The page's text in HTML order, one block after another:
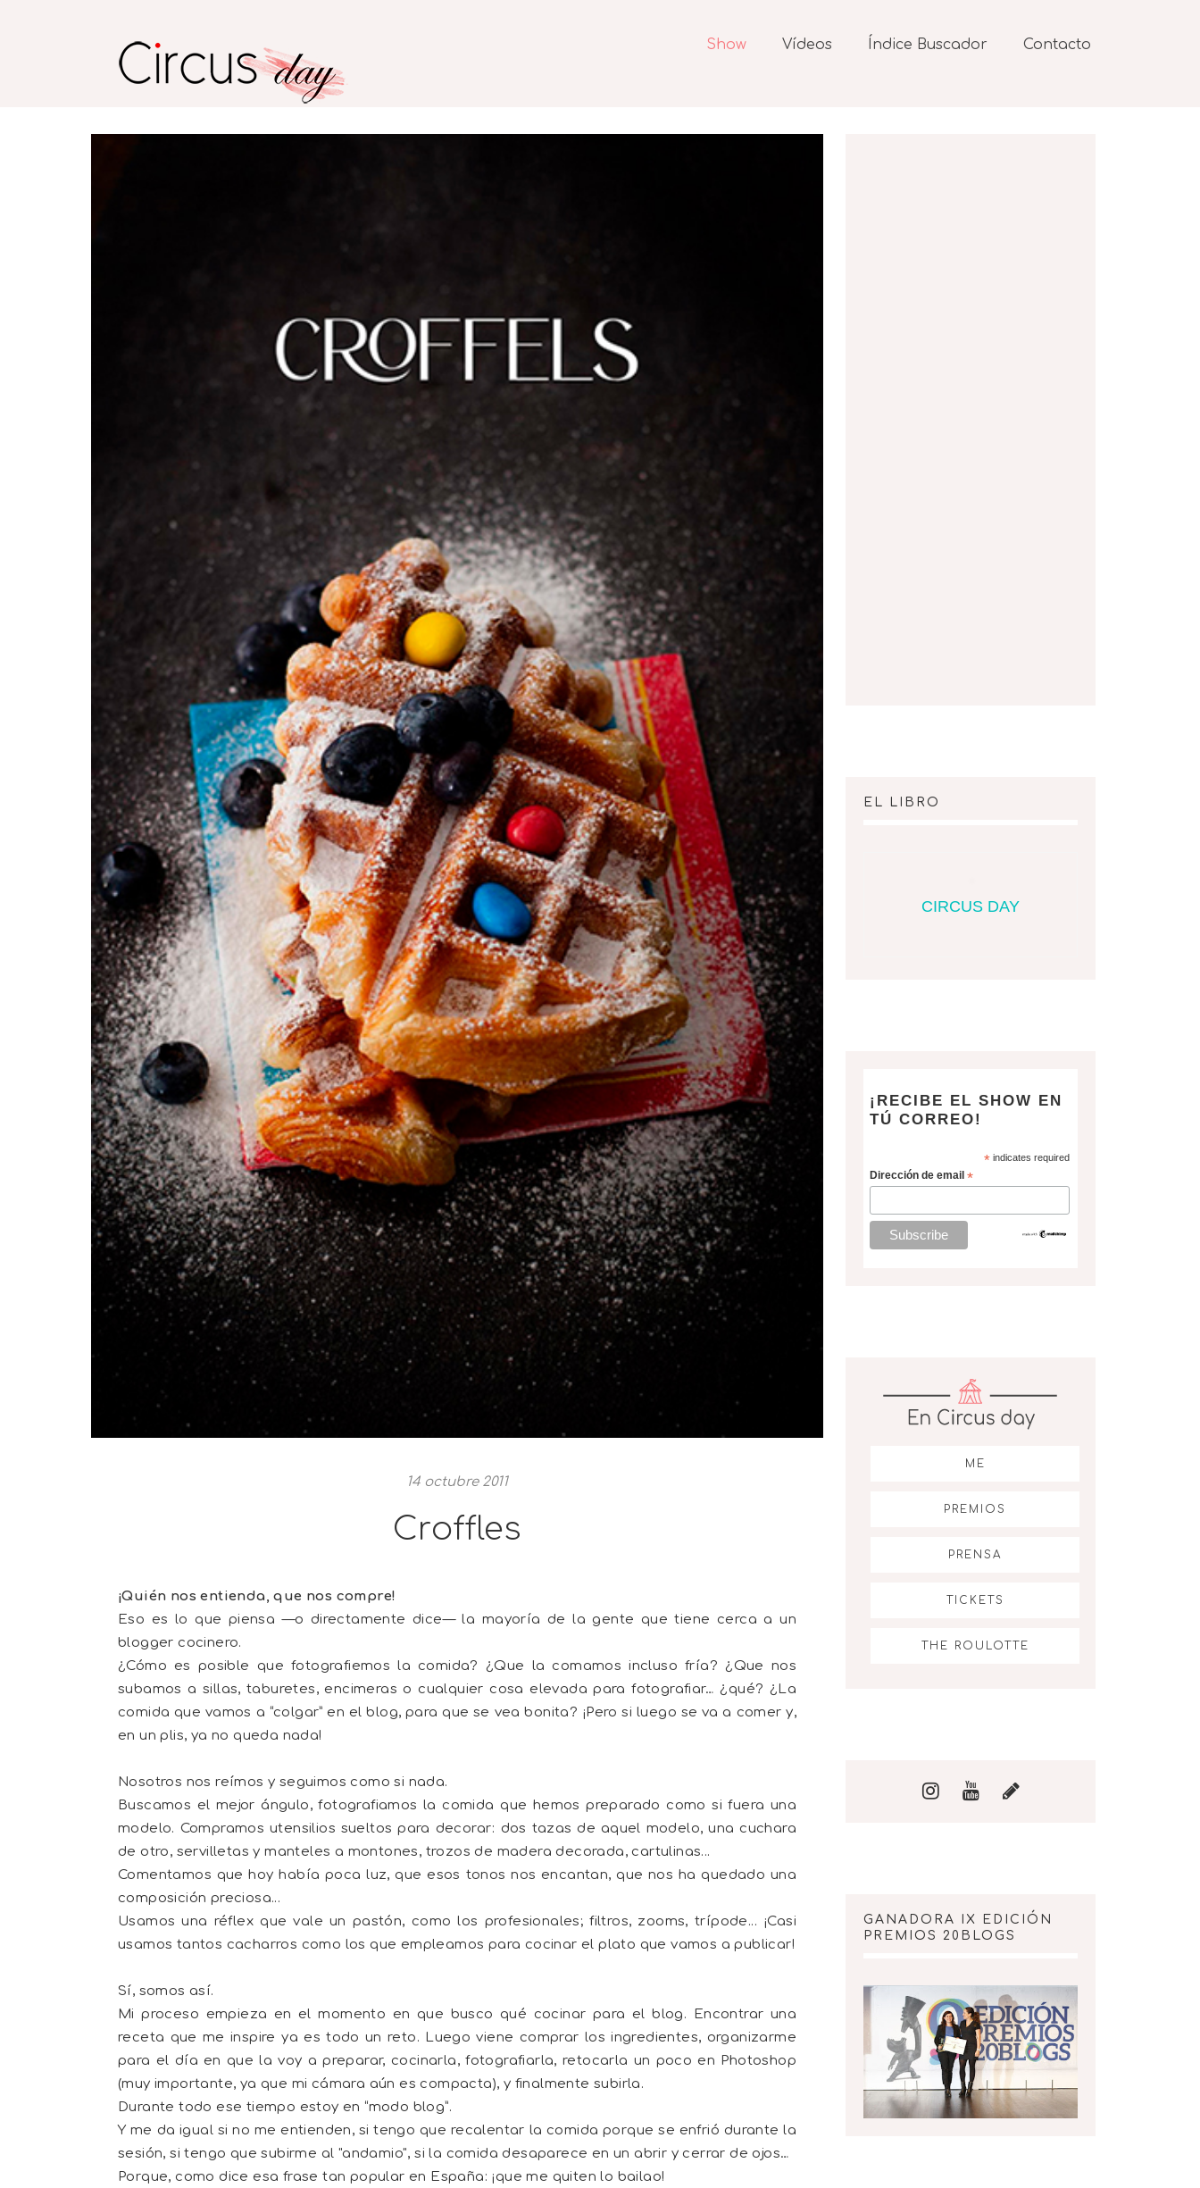
Show Vídeos Índice Buscador Contacto
14 octubre 2011
Croffles
¡Quién nos entienda, que nos compre!
Eso es lo que piensa —o directamente dice— la mayoría de la gente que tiene cerca a un
blogger cocinero.
¿Cómo es posible que fotografiemos la comida? ¿Que la comamos incluso fría? ¿Que nos
subamos a sillas, taburetes, encimeras o cualquier cosa elevada para fotografiar… ¿qué? ¿La
comida que vamos a “colgar” en el blog, para que se vea bonita? ¡Pero si luego se va a comer y,
en un plis, ya no queda nada!
Nosotros nos reímos y seguimos como si nada.
Buscamos el mejor ángulo, fotografiamos la comida que hemos preparado como si fuera una
modelo. Compramos utensilios sueltos para decorar: dos tazas de aquel modelo, una cuchara
de otro, servilletas y manteles a montones, trozos de madera decorada, cartulinas...
Comentamos que hoy había poca luz, que esos tonos nos encantan, que nos ha quedado una
composición preciosa...
Usamos una réflex que vale un pastón, como los profesionales; filtros, zooms, trípode... ¡Casi
usamos tantos cacharros como los que empleamos para cocinar el plato que vamos a publicar!
Sí, somos así.
Mi proceso empieza en el momento en que busco qué cocinar para el blog. Encontrar una
receta que me inspire ya es todo un reto. Luego viene comprar los ingredientes, organizarme
para el día en que la voy a preparar, cocinarla, fotografiarla, retocarla un poco en Photoshop
(muy importante, ya que mi cámara aún es compacta), y finalmente subirla.
Durante todo ese tiempo estoy en “modo blog”.
Y me da igual si no me entienden, si tengo que recalentar la comida porque se enfrió durante la
sesión, si tengo que subirme al "andamio", si la comida desaparece en un abrir y cerrar de ojos…
Porque, como dice esa frase tan popular en España: ¡que me quiten lo bailao!
EL LIBRO
CIRCUS DAY
¡RECIBE EL SHOW EN
TÚ CORREO!
*indicates required
Dirección de email*
ME
PREMIOS
PRENSA
TICKETS
THE ROULOTTE
GANADORA IX EDICIÓN
PREMIOS 20BLOGS